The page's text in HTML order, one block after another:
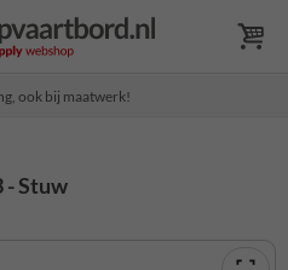
ook bij maatwerk!
- Stuw